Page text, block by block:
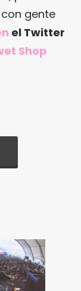
gente
el Twitter
Shop